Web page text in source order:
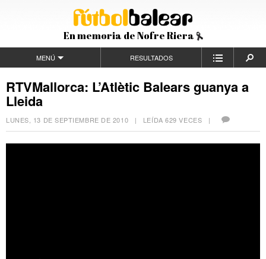
En memoria de Nofre Riera
MENÚ RESULTADOS
RTVMallorca: L’Atlètic Balears guanya a
Lleida
LUNES, 13 DE SEPTIEMBRE DE 2010 | LEÍDA 629 VECES |